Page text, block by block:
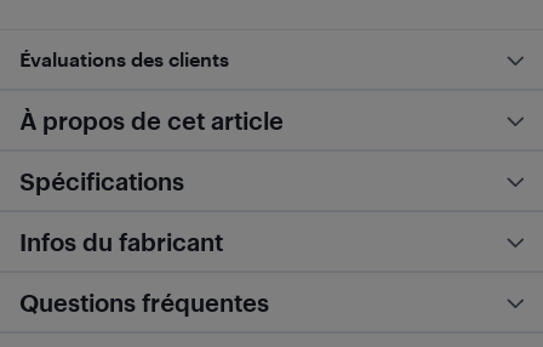
Évaluations des clients
À propos de cet article
Spécifications
Infos du fabricant
Questions fréquentes